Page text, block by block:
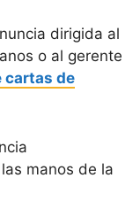
dirigida al
o al gerente
cartas de
manos de la